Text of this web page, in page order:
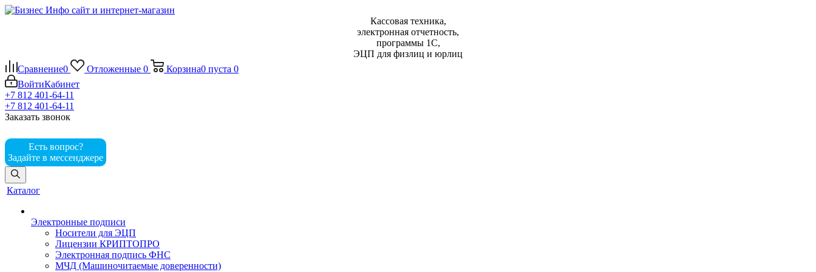
Кассовая техника,
электронная отчетность,
программы 1С,
ЭЦП для физлиц и юрлиц
Сравнение0 Отложенные 0 Корзина0 пуста 0
ВойтиКабинет
+7 812 401-64-11
+7 812 401-64-11
Заказать звонок
Есть вопрос?
Задайте в мессенджере
Каталог
Электронные подписи
Носители для ЭЦП
Лицензии КРИПТОПРО
Электронная подпись ФНС
МЧД (Машиночитаемые доверенности)